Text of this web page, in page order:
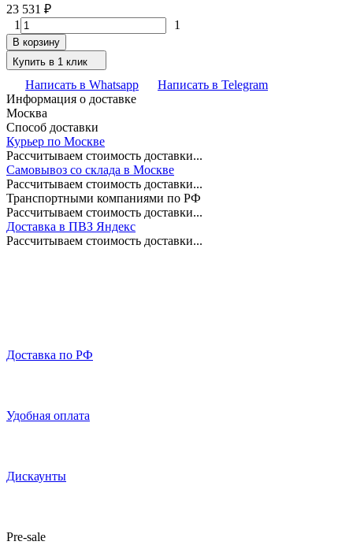
23 531 ₽
1
1
В корзину
Купить в 1 клик
Написать в Whatsapp
Написать в Telegram
Информация о доставке
Москва
Способ доставки
Курьер по Москве
Рассчитываем стоимость доставки...
Самовывоз со склада в Москве
Рассчитываем стоимость доставки...
Транспортными компаниями по РФ
Рассчитываем стоимость доставки...
Доставка в ПВЗ Яндекс
Рассчитываем стоимость доставки...
Доставка по РФ
Удобная оплата
Дискаунты
Pre-sale